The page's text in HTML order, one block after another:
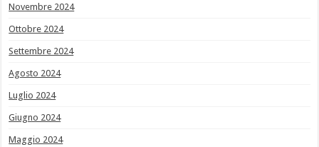
Novembre 2024
Ottobre 2024
Settembre 2024
Agosto 2024
Luglio 2024
Giugno 2024
Maggio 2024